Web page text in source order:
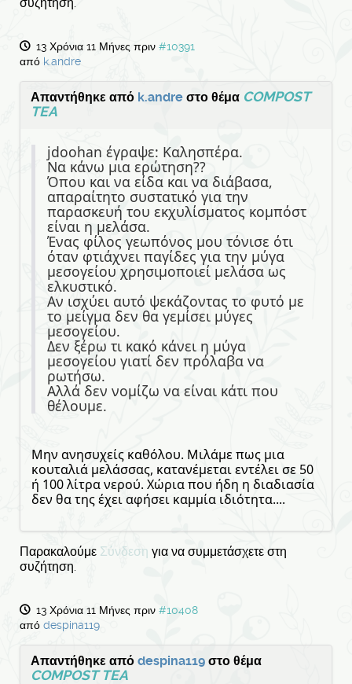
13 Χρόνια 11 Μήνες πριν #10391
από k.andre
Απαντήθηκε από k.andre στο θέμα COMPOST
TEA
jdoohan έγραψε: Καλησπέρα.
Να κάνω μια ερώτηση??
Όπου και να είδα και να διάβασα,
απαραίτητο συστατικό για την
παρασκευή του εκχυλίσματος κομπόστ
είναι η μελάσα.
Ένας φίλος γεωπόνος μου τόνισε ότι
όταν φτιάχνει παγίδες για την μύγα
μεσογείου χρησιμοποιεί μελάσα ως
ελκυστικό.
Αν ισχύει αυτό ψεκάζοντας το φυτό με
το μείγμα δεν θα γεμίσει μύγες
μεσογείου.
Δεν ξέρω τι κακό κάνει η μύγα
μεσογείου γιατί δεν πρόλαβα να
ρωτήσω.
Αλλά δεν νομίζω να είναι κάτι που
θέλουμε.
Μην ανησυχείς καθόλου. Μιλάμε πως μια
κουταλιά μελάσσας, κατανέμεται εντέλει σε 50
ή 100 λίτρα νερού. Χώρια που ήδη η διαδιασία
δεν θα της έχει αφήσει καμμία ιδιότητα....
Παρακαλούμε Σύνδεση για να συμμετάσχετε στη
συζήτηση.
13 Χρόνια 11 Μήνες πριν #10408
από despina119
Απαντήθηκε από despina119 στο θέμα
COMPOST TEA